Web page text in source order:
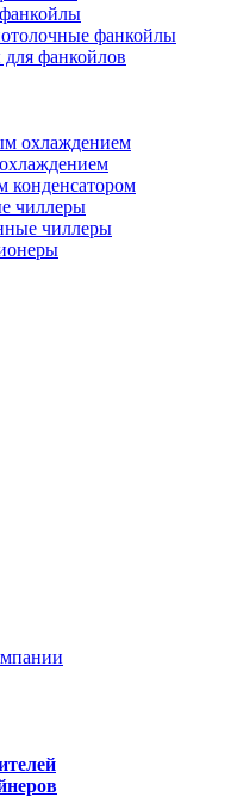
фанкойлы
фанкойлов
охлаждением
чиллеры
чиллеры